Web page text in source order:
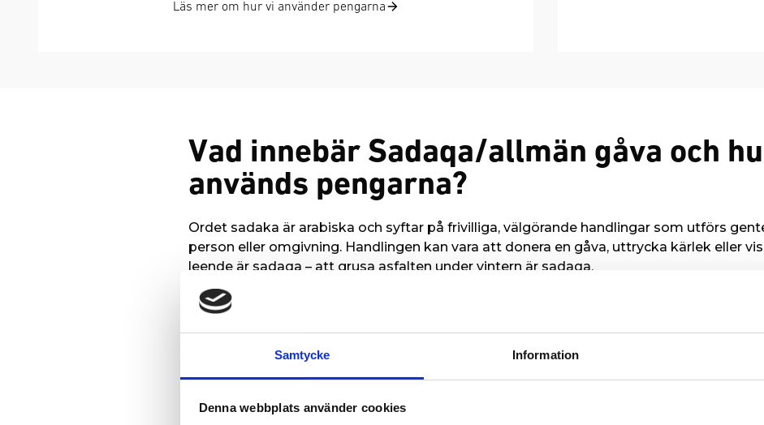
Samtycke Information
Denna webbplats använder cookies
Läs mer om hur vi använder pengarna
Vad innebär Sadaqa/allmän gåva och
används pengarna?
Ordet sadaka är arabiska och syftar på frivilliga, välgörande handlingar som utförs
person eller omgivning. Handlingen kan vara att donera en gåva, uttrycka kärlek eller
leende är sadaqa – att grusa asfalten under vintern är sadaqa.
Vi lever i en värld i ständig förändring, och kriser uppstår ofta utan förvarning. Som
det vårt jobb att ständigt bevaka omvärlden för att snabbt och effektivt mobilisera våra